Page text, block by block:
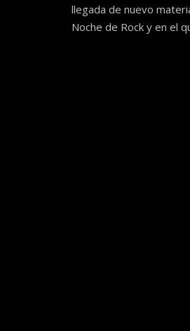
llegada de nuevo
Noche de Rock y en el